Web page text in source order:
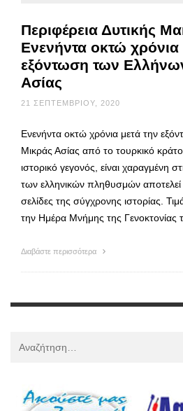
Περιφέρεια Δυτικής
Ενενήντα οκτώ χρόνια
εξόντωση των
Ασίας
21 ΣΕΠΤΕΜΒΡΊΟΥ, 2020
Ενενήντα οκτώ χρόνια μετά την
Μικράς Ασίας από το τουρκικό
ιστορικό γεγονός, είναι χαραγμένη
των ελληνικών πληθυσμών αποτελεί
σελίδες της σύγχρονης ιστορίας.
την Ημέρα Μνήμης της
Διαβάστε περισσότερα